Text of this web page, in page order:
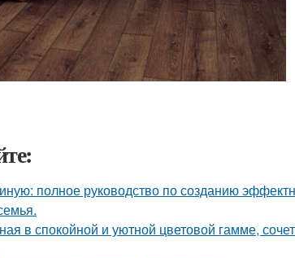
полное руководство по созданию
в спокойной и уютной цветовой гамме,